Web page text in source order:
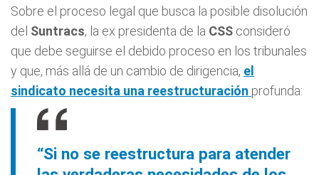
Sobre el proceso legal que busca la posible disolución
del Suntracs, la ex presidenta de la CSS consideró
que debe seguirse el debido proceso en los tribunales
y que, más allá de un cambio de dirigencia, el
sindicato necesita una reestructuración profunda:
“Si no se reestructura para atender